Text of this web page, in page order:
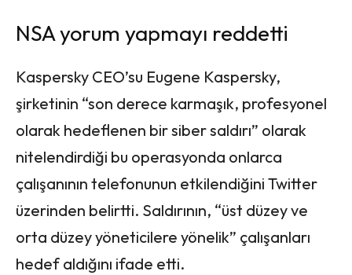
NSA yorum yapmayı reddetti
Kaspersky CEO’su Eugene Kaspersky,
şirketinin “son derece karmaşık, profesyonel
olarak hedeflenen bir siber saldırı” olarak
nitelendirdiği bu operasyonda onlarca
çalışanının telefonunun etkilendiğini Twitter
üzerinden belirtti. Saldırının, “üst düzey ve
orta düzey yöneticilere yönelik” çalışanları
hedef aldığını ifade etti.